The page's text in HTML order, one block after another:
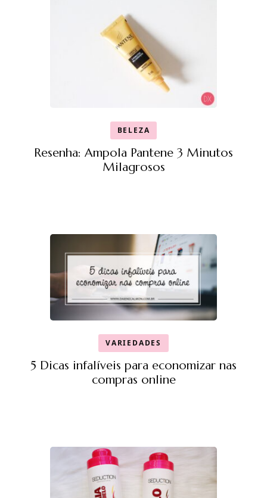
BELEZA
Resenha: Ampola Pantene 3 Minutos
Milagrosos
VARIEDADES
5 Dicas infalíveis para economizar nas
compras online